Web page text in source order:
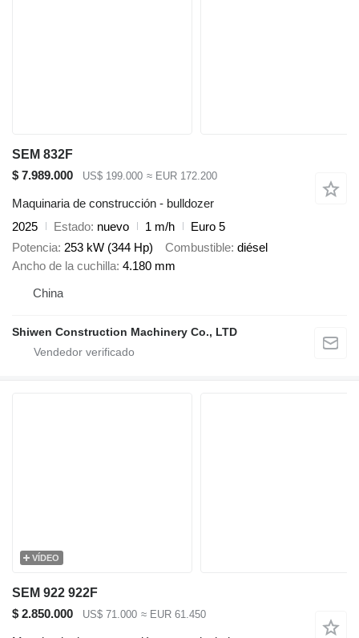
SEM 832F
$ 7.989.000
US$ 199.000 ≈ EUR 172.200
Maquinaria de construcción - bulldozer
2025
Estado nuevo 1 m/h
Euro 5
Potencia 253 kW (344 Hp) Combustible diésel
Ancho de la cuchilla 4.180 mm
China
Shiwen Construction Machinery Co., LTD
VÍDEO
SEM 922 922F
$ 2.850.000
US$ 71.000 ≈ EUR 61.450